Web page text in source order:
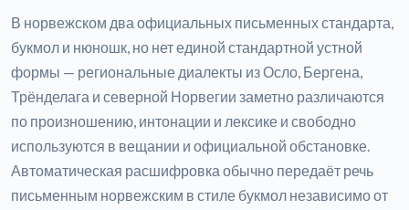
В норвежском два официальных письменных стандарта,
букмол и нюношк, но нет единой стандартной устной
формы — региональные диалекты из Осло, Бергена,
Трёнделага и северной Норвегии заметно различаются
по произношению, интонации и лексике и свободно
используются в вещании и официальной обстановке.
Автоматическая расшифровка обычно передаёт речь
письменным норвежским в стиле букмол независимо от